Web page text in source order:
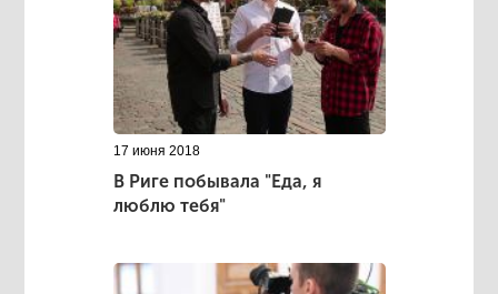
17 июня 2018
В Риге побывала "Еда, я
люблю тебя"